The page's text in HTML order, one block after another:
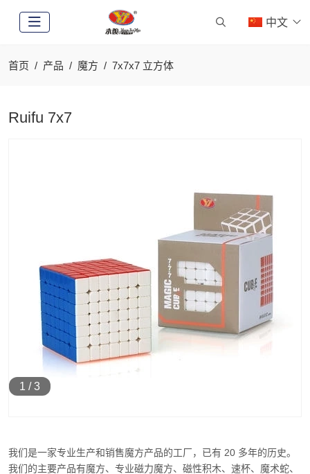
中文
首页 产品 魔方 7x7x7 立方体
Ruifu 7x7
我们是一家专业生产和销售魔方产品的工厂，已有 20 多年的历史。
我们的主要产品有魔方、专业磁力魔方、磁性积木、速杯、魔术蛇、
1 /3